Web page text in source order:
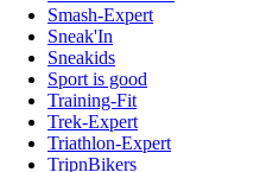
Smash-Expert
Sneak'In
Sneakids
Sport is good
Training-Fit
Trek-Expert
Triathlon-Expert
TripnBikers